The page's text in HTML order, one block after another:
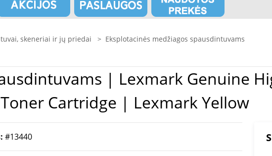
skeneriai ir jų priedai > Eksplotacinės medžiagos spausdintuvams
High Capacity Yellow
Cartridge | Lexmark Yellow
#13440